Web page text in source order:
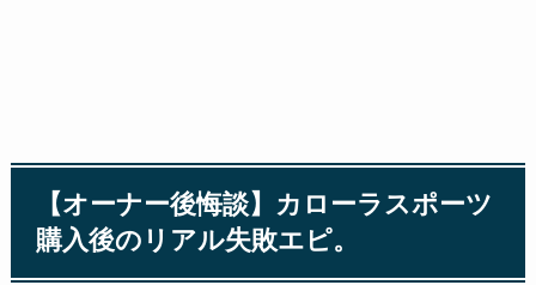
【オーナー後悔談】カローラスポーツ
購入後のリアル失敗エピ。